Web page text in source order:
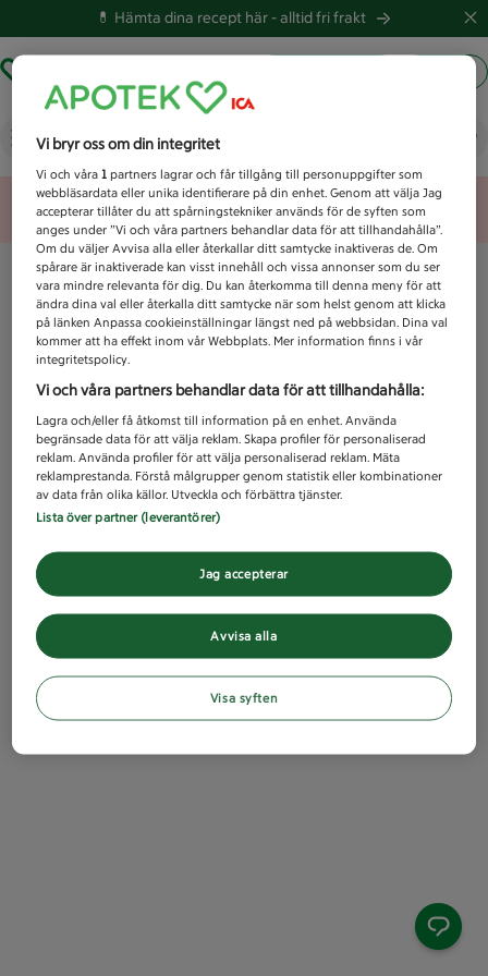
💊 Hämta dina recept här -alltid fri frakt
Vad letar du efter idag?
Unknown error
Vi bryr oss om din integritet
Vi och våra1 partners lagrar och får tillgång till personuppgifter som
webbläsardata eller unika identifierare på din enhet. Genom att välja Jag
accepterar tillåter du att spårningstekniker används för de syften som
anges under ”Vi och våra partners behandlar data för att tillhandahålla”.
Om du väljer Avvisa alla eller återkallar ditt samtycke inaktiveras de. Om
spårare är inaktiverade kan visst innehåll och vissa annonser som du ser
vara mindre relevanta för dig. Du kan återkomma till denna meny för att
ändra dina val eller återkalla ditt samtycke när som helst genom att klicka
på länken Anpassa cookieinställningar längst ned på webbsidan. Dina val
kommer att ha effekt inom vår Webbplats. Mer information finns i vår
integritetspolicy.
Vi och våra partners behandlar data för att tillhandahålla:
Lagra och/eller få åtkomst till information på en enhet. Använda
begränsade data för att välja reklam. Skapa profiler för personaliserad
reklam. Använda profiler för att välja personaliserad reklam. Mäta
reklamprestanda. Förstå målgrupper genom statistik eller kombinationer
av data från olika källor. Utveckla och förbättra tjänster.
Lista över partner (leverantörer)
Avvisa alla
Jag accepterar
Visa syften